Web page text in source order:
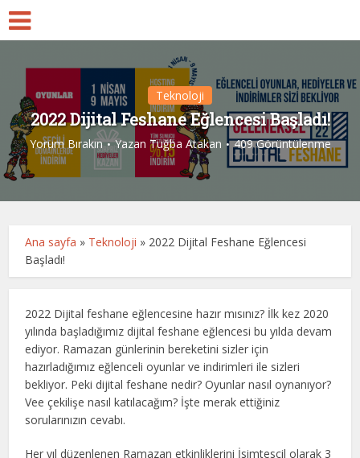
Teknoloji
2022 Dijital Feshane Eğlencesi Başladı!
Yorum Bırakın Yazan Tuğba Atakan 409 Görüntülenme
Ana sayfa » Teknoloji » 2022 Dijital Feshane Eğlencesi
Başladı!
2022 Dijital feshane eğlencesine hazır mısınız? İlk kez 2020
yılında başladığımız dijital feshane eğlencesi bu yılda devam
ediyor. Ramazan günlerinin bereketini sizler için
hazırladığımız eğlenceli oyunlar ve indirimleri ile sizleri
bekliyor. Peki dijital feshane nedir? Oyunlar nasıl oynanıyor?
Vee çekilişe nasıl katılacağım? İşte merak ettiğiniz
sorularınızın cevabı.
Her yıl düzenlenen Ramazan etkinliklerini İsimtescil olarak 3